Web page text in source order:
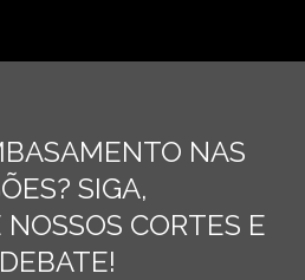
NAS
SIGA,
CORTES E